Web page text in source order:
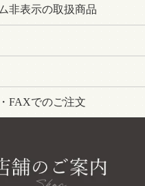
非表示の取扱商品
FAXでのご注文